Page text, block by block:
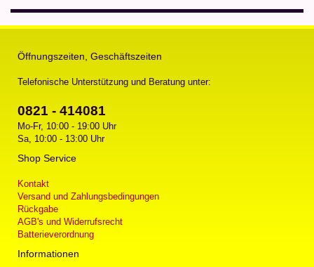
Öffnungszeiten, Geschäftszeiten
Telefonische Unterstützung und Beratung unter:
0821 - 414081
Mo-Fr, 10:00 - 19:00 Uhr
Sa, 10:00 - 13:00 Uhr
Shop Service
Kontakt
Versand und Zahlungsbedingungen
Rückgabe
AGB's und Widerrufsrecht
Batterieverordnung
Informationen